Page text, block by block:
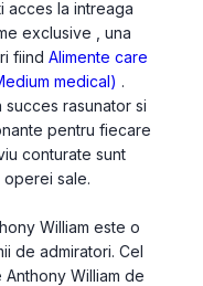
acces la intreaga
exclusive , una
fiind Alimente care
medical) .
succes rasunator si
pentru fiecare
conturate sunt
sale.
William este o
de admiratori. Cel
William de